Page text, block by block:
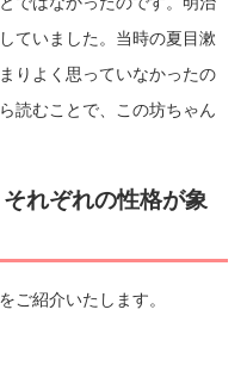
ていました。当時の夏目漱
りよく思っていなかったの
読むことで、この坊ちゃん
れぞれの性格が象
ご紹介いたします。